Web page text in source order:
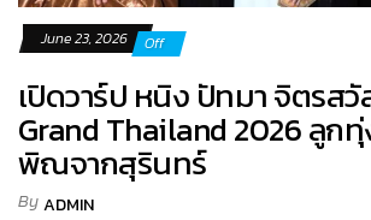
June 23, 2026 Off
เปิดวาร์ป หนิง ปัทมา จิตรสวั
Grand Thailand 2026 ลูกทุ่
พิณจากสุรินทร์
ByADMIN